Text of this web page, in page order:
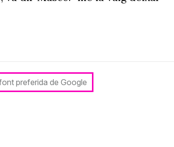
preferida de Google